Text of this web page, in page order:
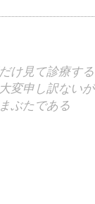
け見て診療する
変申し訳ないが
ぶたである